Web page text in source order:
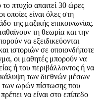
πτυχίο απαιτεί 30 ώρες
οποίες είναι όλες στη
της μαζικής επικοινωνίας.
τη θεωρία και την
να εξειδικεύονται
ιστοριών σε οποιονδήποτε
οι μαθητές μπορούν να
ή του περιβάλλοντος ή να
των διεθνών μέσων
των ωρών πίστωσης που
να είναι στο επίπεδο